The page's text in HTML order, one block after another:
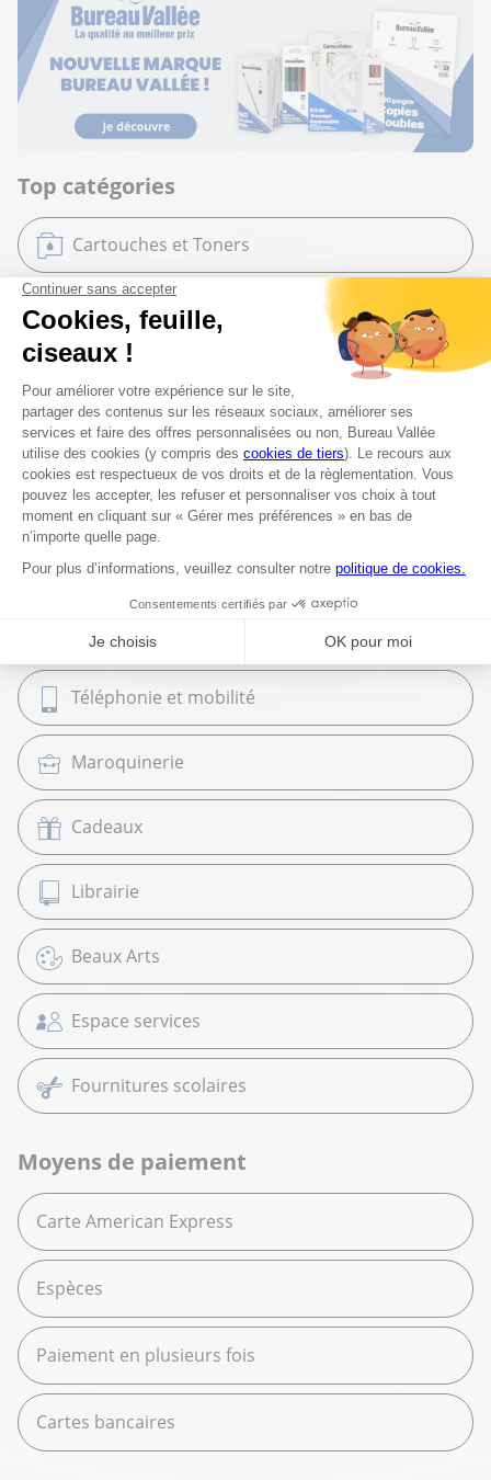
Top catégories
Cartouches et Toners
Mobilier de bureau
Papeterie et Fournitures
Classement et Archivage
Équipement et Commerce
High Tech
Téléphonie et mobilité
Maroquinerie
Cadeaux
Librairie
Beaux Arts
Espace services
Fournitures scolaires
Moyens de paiement
Carte American Express
Espèces
Paiement en plusieurs fois
Cartes bancaires